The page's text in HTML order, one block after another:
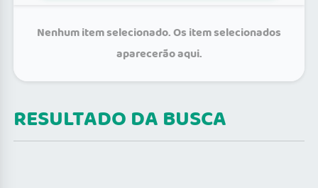
Nenhum item selecionado. Os item selecionados
aparecerão aqui.
RESULTADO DA BUSCA